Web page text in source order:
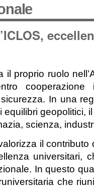
il proprio ruolo
cooperazione
In una
equilibri geopolitici,
scienza,
il
universitari,
In questo
che